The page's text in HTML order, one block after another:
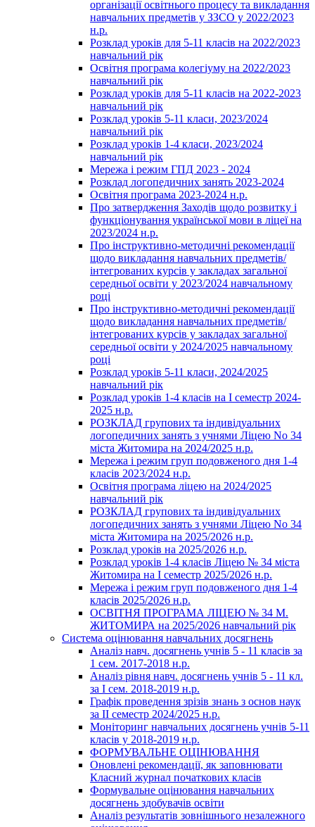
організації освітнього процесу та викладання
навчальних предметів у ЗЗСО у 2022/2023
н.р.
Розклад уроків для 5-11 класів на 2022/2023
навчальний рік
Освітня програма колегіуму на 2022/2023
навчальний рік
Розклад уроків для 5-11 класів на 2022-2023
навчальний рік
Розклад уроків 5-11 класи, 2023/2024
навчальний рік
Розклад уроків 1-4 класи, 2023/2024
навчальний рік
Мережа і режим ГПД 2023 - 2024
Розклад логопедичних занять 2023-2024
Освітня програма 2023-2024 н.р.
Про затвердження Заходів щодо розвитку і
функціонування української мови в ліцеї на
2023/2024 н.р.
Про інструктивно-методичні рекомендації
щодо викладання навчальних предметів/
інтегрованих курсів у закладах загальної
середньої освіти у 2023/2024 навчальному
році
Про інструктивно-методичні рекомендації
щодо викладання навчальних предметів/
інтегрованих курсів у закладах загальної
середньої освіти у 2024/2025 навчальному
році
Розклад уроків 5-11 класи, 2024/2025
навчальний рік
Розклад уроків 1-4 класів на І семестр 2024-
2025 н.р.
РОЗКЛАД групових та індивідуальних
логопедичних занять з учнями Ліцею No 34
міста Житомира на 2024/2025 н.р.
Мережа і режим груп подовженого дня 1-4
класів 2023/2024 н.р.
Освітня програма ліцею на 2024/2025
навчальний рік
РОЗКЛАД групових та індивідуальних
логопедичних занять з учнями Ліцею No 34
міста Житомира на 2025/2026 н.р.
Розклад уроків на 2025/2026 н.р.
Розклад уроків 1-4 класів Ліцею № 34 міста
Житомира на І семестр 2025/2026 н.р.
Мережа і режим груп подовженого дня 1-4
класів 2025/2026 н.р.
ОСВІТНЯ ПРОГРАМА ЛІЦЕЮ № 34 М.
ЖИТОМИРА на 2025/2026 навчальний рік
Система оцінювання навчальних досягнень
Аналіз навч. досягнень учнів 5 - 11 класів за
1 сем. 2017-2018 н.р.
Аналіз рівня навч. досягнень учнів 5 - 11 кл.
за І сем. 2018-2019 н.р.
Графік проведення зрізів знань з основ наук
за ІІ семестр 2024/2025 н.р.
Моніторинг навчальних досягнень учнів 5-11
класів у 2018-2019 н.р.
ФОРМУВАЛЬНЕ ОЦІНЮВАННЯ
Оновлені рекомендації, як заповнювати
Класний журнал початкових класів
Формувальне оцінювання навчальних
досягнень здобувачів освіти
Аналіз результатів зовнішнього незалежного